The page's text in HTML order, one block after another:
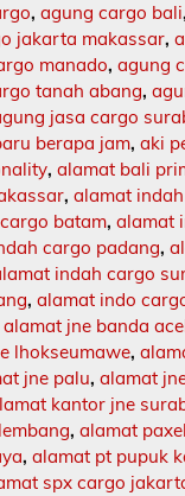
, agung cargo bali,
jakarta makassar,
manado, agung
tanah abang,
jasa cargo
berapa jam, aki
, alamat bali
, alamat
batam, alamat
cargo padang,
indah cargo
, alamat indo
alamat jne banda
lhokseumawe,
jne palu, alamat
kantor jne
, alamat
, alamat pt pupuk
spx cargo